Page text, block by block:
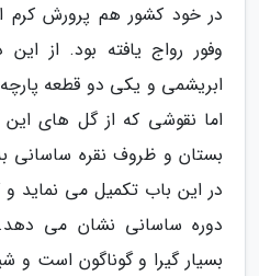
در خود کشور هم پرورش کرم
وفور رواج یافته بود. از
ابریشمی و یکی دو قطعه
اما نقوشی که از گل های
بستان و ظروف نقره ساسانی
در این باب تکمیل می نماید
دوره ساسانی نشان می
بسیار گیرا و گوناگون است و